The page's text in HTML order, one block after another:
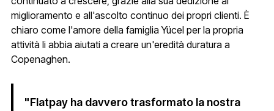
miglioramento e all'ascolto continuo dei propri clienti. È
chiaro come l'amore della famiglia Yücel per la propria
attività li abbia aiutati a creare un'eredità duratura a
Copenaghen.
"Flatpay ha davvero trasformato la nostra